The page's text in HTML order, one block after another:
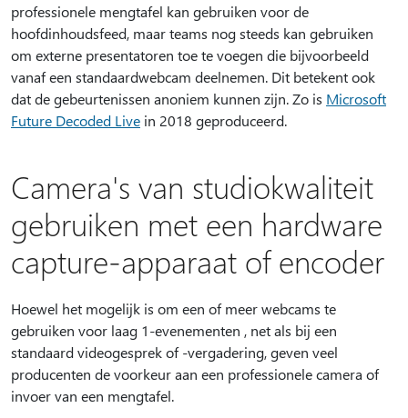
professionele mengtafel kan gebruiken voor de
hoofdinhoudsfeed, maar teams nog steeds kan gebruiken
om externe presentatoren toe te voegen die bijvoorbeeld
vanaf een standaardwebcam deelnemen. Dit betekent ook
dat de gebeurtenissen anoniem kunnen zijn. Zo is Microsoft
Future Decoded Live in 2018 geproduceerd.
Camera's van studiokwaliteit
gebruiken met een hardware
capture-apparaat of encoder
Hoewel het mogelijk is om een of meer webcams te
gebruiken voor laag 1-evenementen , net als bij een
standaard videogesprek of -vergadering, geven veel
producenten de voorkeur aan een professionele camera of
invoer van een mengtafel.